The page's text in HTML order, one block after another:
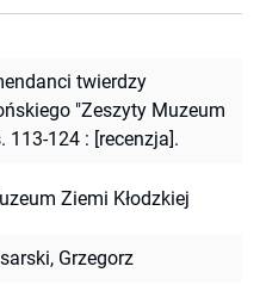
twierdzy
"Zeszyty Muzeum
113-124 : [recenzja].
Ziemi Kłodzkiej
Grzegorz